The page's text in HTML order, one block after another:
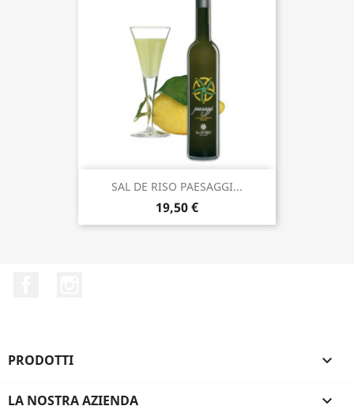
SAL DE RISO PAESAGGI...
19,50 €
PRODOTTI 
LA NOSTRA AZIENDA 